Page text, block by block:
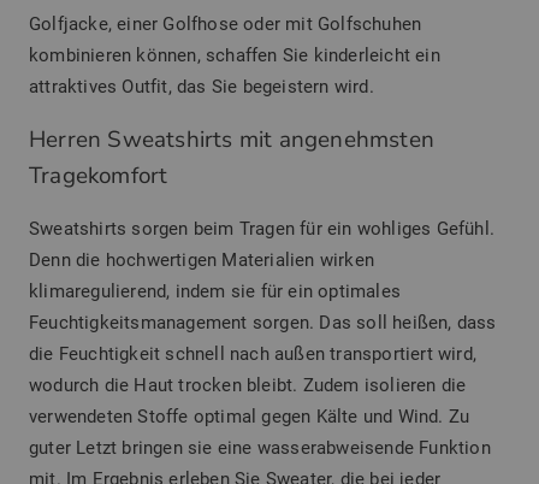
Golfjacke, einer Golfhose oder mit Golfschuhen
kombinieren können, schaffen Sie kinderleicht ein
attraktives Outfit, das Sie begeistern wird.
Herren Sweatshirts mit angenehmsten
Tragekomfort
Sweatshirts sorgen beim Tragen für ein wohliges Gefühl.
Denn die hochwertigen Materialien wirken
klimaregulierend, indem sie für ein optimales
Feuchtigkeitsmanagement sorgen. Das soll heißen, dass
die Feuchtigkeit schnell nach außen transportiert wird,
wodurch die Haut trocken bleibt. Zudem isolieren die
verwendeten Stoffe optimal gegen Kälte und Wind. Zu
guter Letzt bringen sie eine wasserabweisende Funktion
mit. Im Ergebnis erleben Sie Sweater, die bei jeder